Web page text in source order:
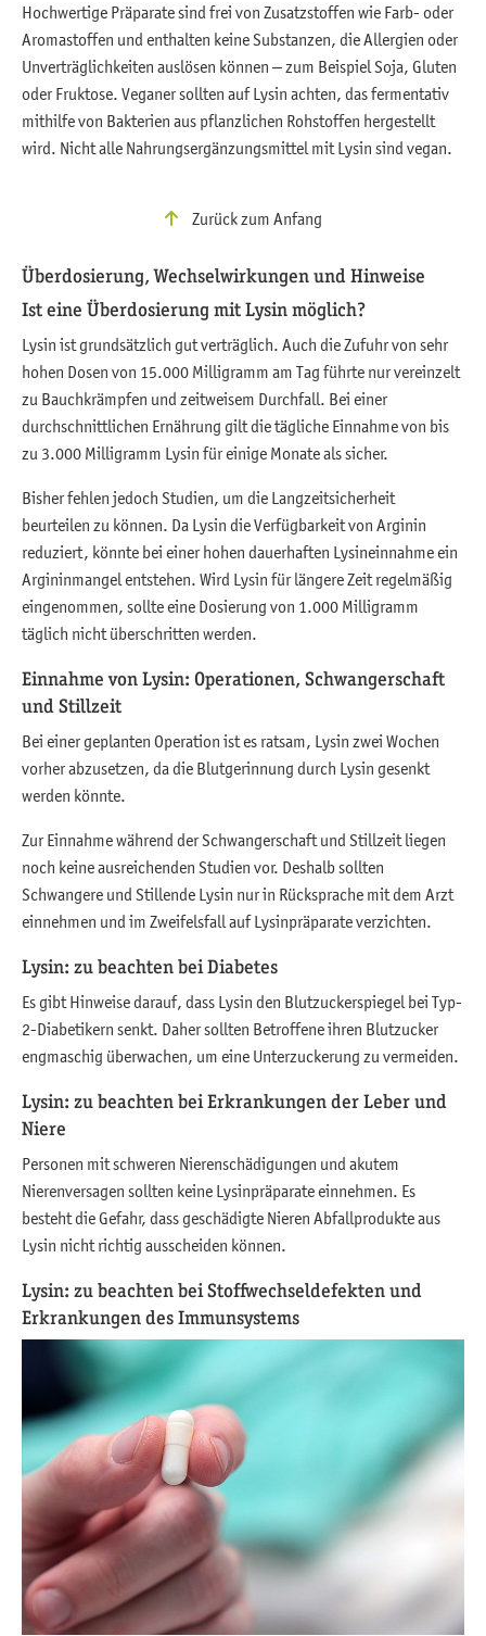
Hochwertige Präparate sind frei von Zusatzstoffen wie Farb- oder
Aromastoffen und enthalten keine Substanzen, die Allergien oder
Unverträglichkeiten auslösen können – zum Beispiel Soja, Gluten
oder Fruktose. Veganer sollten auf Lysin achten, das fermentativ
mithilfe von Bakterien aus pflanzlichen Rohstoffen hergestellt
wird. Nicht alle Nahrungsergänzungsmittel mit Lysin sind vegan.
Zurück zum Anfang
Überdosierung, Wechselwirkungen und Hinweise
Ist eine Überdosierung mit Lysin möglich?
Lysin ist grundsätzlich gut verträglich. Auch die Zufuhr von sehr
hohen Dosen von 15.000 Milligramm am Tag führte nur vereinzelt
zu Bauchkrämpfen und zeitweisem Durchfall. Bei einer
durchschnittlichen Ernährung gilt die tägliche Einnahme von bis
zu 3.000 Milligramm Lysin für einige Monate als sicher.
Bisher fehlen jedoch Studien, um die Langzeitsicherheit
beurteilen zu können. Da Lysin die Verfügbarkeit von Arginin
reduziert, könnte bei einer hohen dauerhaften Lysineinnahme ein
Argininmangel entstehen. Wird Lysin für längere Zeit regelmäßig
eingenommen, sollte eine Dosierung von 1.000 Milligramm
täglich nicht überschritten werden.
Einnahme von Lysin: Operationen, Schwangerschaft
und Stillzeit
Bei einer geplanten Operation ist es ratsam, Lysin zwei Wochen
vorher abzusetzen, da die Blutgerinnung durch Lysin gesenkt
werden könnte.
Zur Einnahme während der Schwangerschaft und Stillzeit liegen
noch keine ausreichenden Studien vor. Deshalb sollten
Schwangere und Stillende Lysin nur in Rücksprache mit dem Arzt
einnehmen und im Zweifelsfall auf Lysinpräparate verzichten.
Lysin: zu beachten bei Diabetes
Es gibt Hinweise darauf, dass Lysin den Blutzuckerspiegel bei Typ-
2-Diabetikern senkt. Daher sollten Betroffene ihren Blutzucker
engmaschig überwachen, um eine Unterzuckerung zu vermeiden.
Lysin: zu beachten bei Erkrankungen der Leber und
Niere
Personen mit schweren Nierenschädigungen und akutem
Nierenversagen sollten keine Lysinpräparate einnehmen. Es
besteht die Gefahr, dass geschädigte Nieren Abfallprodukte aus
Lysin nicht richtig ausscheiden können.
Lysin: zu beachten bei Stoffwechseldefekten und
Erkrankungen des Immunsystems